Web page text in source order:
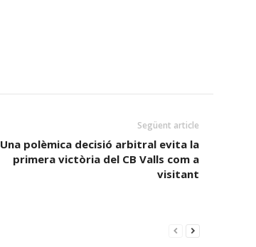
Següent article
Una polèmica decisió arbitral evita la
primera victòria del CB Valls com a
visitant